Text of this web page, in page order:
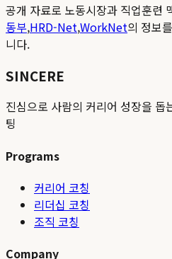
공개 자료로 노동시장과 직업훈련
동부,HRD-Net,WorkNet의 정보
니다.
SINCERE
진심으로 사람의 커리어 성장을 돕
팅
Programs
커리어 코칭
리더십 코칭
조직 코칭
Company